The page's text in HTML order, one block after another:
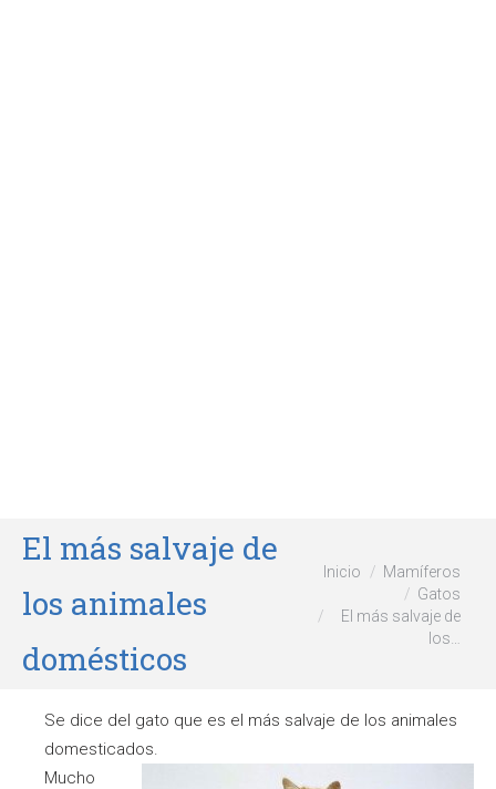
El más salvaje de
los animales
domésticos
Estás aquí:
Inicio
Mamíferos
Gatos
El más salvaje de
los…
Se dice del gato que es el más salvaje de los animales
domesticados.
Mucho